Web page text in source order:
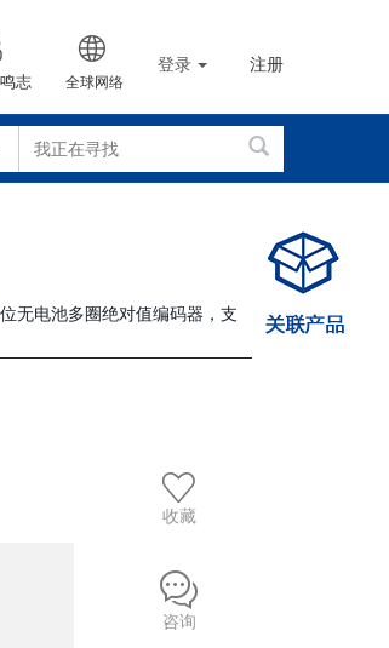
志 全球网络
登录 注册
无电池多圈绝对值编码器，支
收藏
咨询